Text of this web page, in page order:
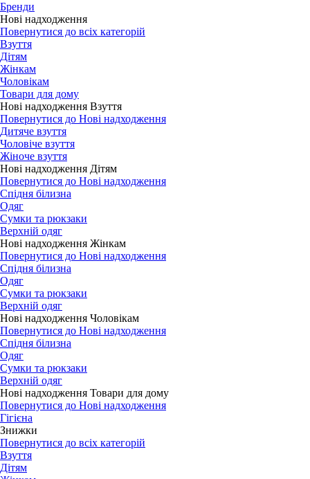
Бренди
Нові надходження
Повернутися до всіх категорій
Взуття
Дітям
Жінкам
Чоловікам
Товари для дому
Нові надходження Взуття
Повернутися до Нові надходження
Дитяче взуття
Чоловіче взуття
Жіноче взуття
Нові надходження Дітям
Повернутися до Нові надходження
Спідня білизна
Одяг
Сумки та рюкзаки
Верхній одяг
Нові надходження Жінкам
Повернутися до Нові надходження
Спідня білизна
Одяг
Сумки та рюкзаки
Верхній одяг
Нові надходження Чоловікам
Повернутися до Нові надходження
Спідня білизна
Одяг
Сумки та рюкзаки
Верхній одяг
Нові надходження Товари для дому
Повернутися до Нові надходження
Гігієна
Знижки
Повернутися до всіх категорій
Взуття
Дітям